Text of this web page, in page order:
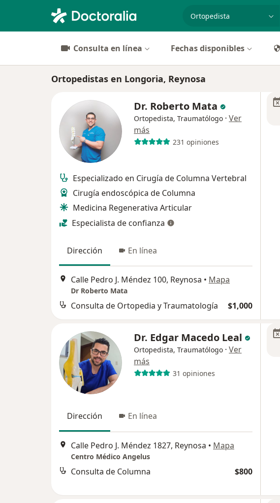
Consulta en línea Fechas disponibles
Ortopedistas en Longoria, Reynosa
Dr. Roberto Mata
Ortopedista, Traumatólogo · Ver
más
231 opiniones
Especializado en Cirugía de Columna Vertebral
Cirugía endoscópica de Columna
Medicina Regenerativa Articular
Especialista de confianza
Dirección En línea
Calle Pedro J. Méndez 100, Reynosa • Mapa
Dr Roberto Mata
Consulta de Ortopedia y Traumatología $1,000
Dr. Edgar Macedo Leal
Ortopedista, Traumatólogo · Ver
más
31 opiniones
Dirección En línea
Calle Pedro J. Méndez 1827, Reynosa • Mapa
Centro Médico Angelus
Consulta de Columna $800